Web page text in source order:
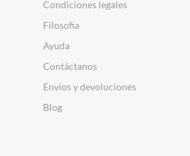
Condiciones legales
Filosofia
Ayuda
Contáctanos
Envíos y devoluciones
Blog